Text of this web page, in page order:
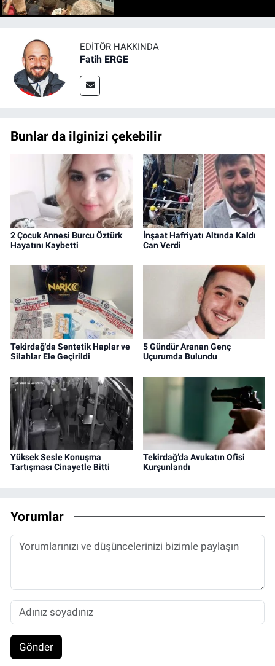
EDITÖR HAKKINDA
Fatih ERGE
Bunlar da ilginizi çekebilir
2 Çocuk Annesi Burcu Öztürk
Hayatını Kaybetti
İnşaat Hafriyatı Altında Kaldı
Can Verdi
Tekirdağ'da Sentetik Haplar ve
Silahlar Ele Geçirildi
5 Gündür Aranan Genç
Uçurumda Bulundu
Yüksek Sesle Konuşma
Tartışması Cinayetle Bitti
Tekirdağ’da Avukatın Ofisi
Kurşunlandı
Yorumlar
Gönder